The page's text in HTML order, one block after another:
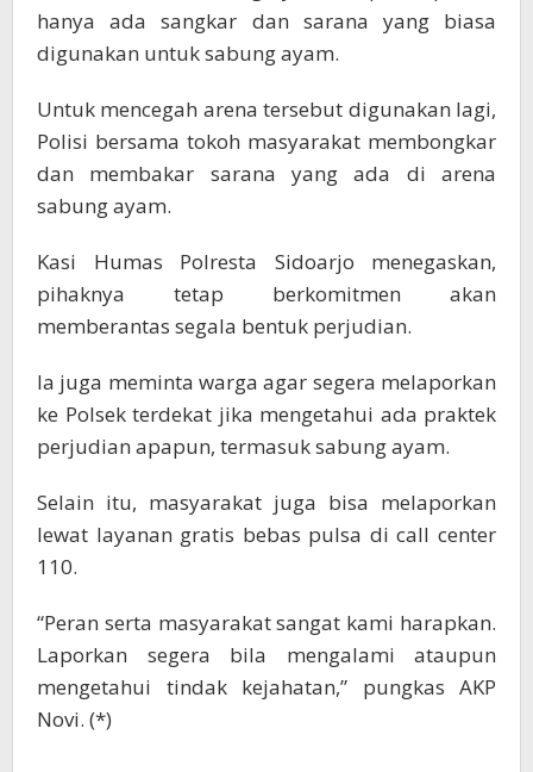
hanya ada sangkar dan sarana yang biasa
digunakan untuk sabung ayam.
Untuk mencegah arena tersebut digunakan lagi,
Polisi bersama tokoh masyarakat membongkar
dan membakar sarana yang ada di arena
sabung ayam.
Kasi Humas Polresta Sidoarjo menegaskan,
pihaknya tetap berkomitmen akan
memberantas segala bentuk perjudian.
Ia juga meminta warga agar segera melaporkan
ke Polsek terdekat jika mengetahui ada praktek
perjudian apapun, termasuk sabung ayam.
Selain itu, masyarakat juga bisa melaporkan
lewat layanan gratis bebas pulsa di call center
110.
“Peran serta masyarakat sangat kami harapkan.
Laporkan segera bila mengalami ataupun
mengetahui tindak kejahatan,” pungkas AKP
Novi. (*)